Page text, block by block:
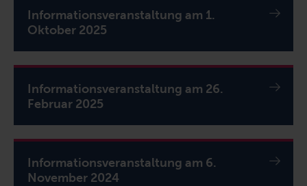
Informationsveranstaltung am 1.
Oktober 2025
Informationsveranstaltung am 26.
Februar 2025
Informationsveranstaltung am 6.
November 2024